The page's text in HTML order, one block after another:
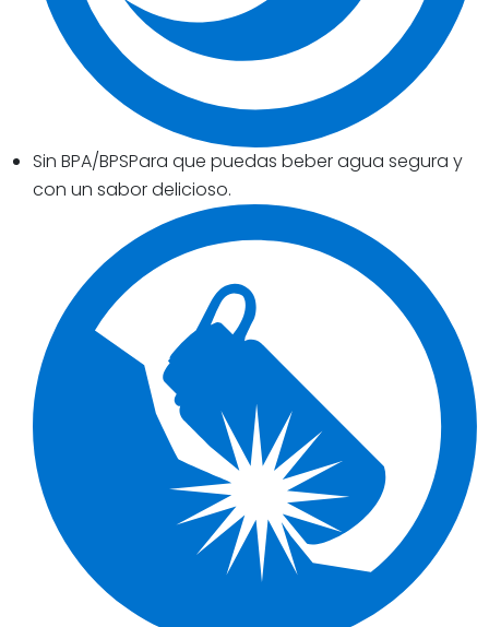
Sin BPA/BPSPara que puedas beber agua segura y
con un sabor delicioso.